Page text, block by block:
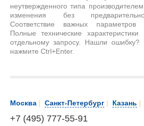
неутвержденного типа
изменения без
Соответствие важных параметров
Полные технические характеристики
отдельному запросу. Нашли
нажмите Ctrl+Enter.
Москва | Санкт-Петербург | Казань |
+7 (495) 777-55-91